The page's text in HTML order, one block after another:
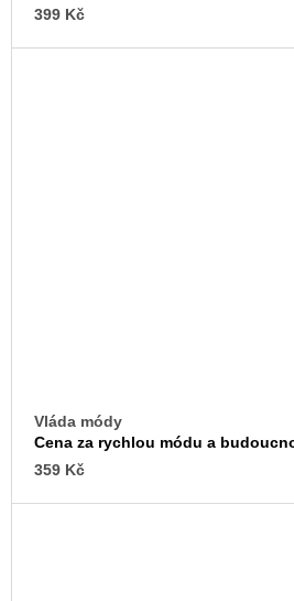
399 Kč
Vláda módy
Cena za rychlou módu a
359 Kč